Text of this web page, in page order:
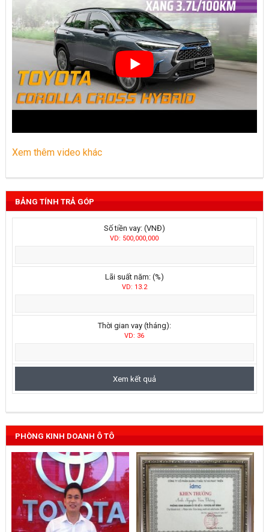
Những thay đổi trên dòng xe Vios 2022
Xem thêm video khác
BẢNG TÍNH TRẢ GÓP
Số tiền vay: (VNĐ)
VD: 500,000,000
Lãi suất năm: (%)
VD: 13.2
Thời gian vay (tháng):
VD: 36
PHÒNG KINH DOANH Ô TÔ